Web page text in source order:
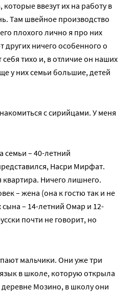
которые ввезут их на работу в
Там швейное производство
плохого лично я про них
других ничего особенного о
тихо и, в отличие он наших
у них семьи большие, детей
с сирийцами. У меня
семьи – 40-летний
Насри Мирфат.
квартира. Ничего лишнего.
– жена (она к гостю так и не
– 14-летний Омар и 12-
почти не говорит, но
мальчики. Они уже три
в школе, которую открыла
деревне Мозино, в школу они